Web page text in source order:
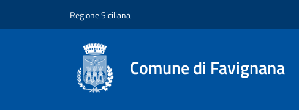
Regione Siciliana
Comune di Favignana